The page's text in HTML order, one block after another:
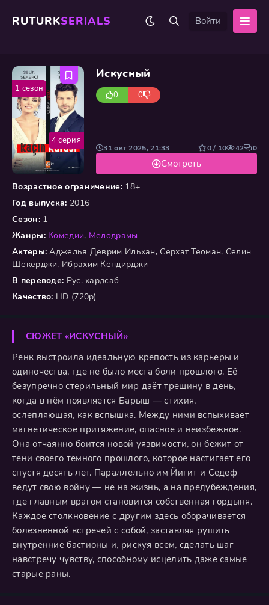
RUTURKSERIALS Войти
Искусный
0 0
Возрастное ограничение:18+
Год выпуска: 2016
Сезон:1
Жанры: Комедии, Мелодрамы
Актеры: Аджелья Деврим Ильхан, Серхат Теоман, Селин
Шекерджи, Ибрахим Кендирджи
В переводе: Рус. хардсаб
Качество: HD (720p)
Смотреть
31 окт 2025, 21:33 0 / 10 42 0
4 серия
1 сезон
СЮЖЕТ «ИСКУСНЫЙ»
Ренк выстроила идеальную крепость из карьеры и
одиночества, где не было места боли прошлого. Её
безупречно стерильный мир даёт трещину в день,
когда в нём появляется Барыш — стихия,
ослепляющая, как вспышка. Между ними вспыхивает
магнетическое притяжение, опасное и неизбежное.
Она отчаянно боится новой уязвимости, он бежит от
тени своего тёмного прошлого, которое настигает его
спустя десять лет. Параллельно им Йигит и Седеф
ведут свою войну — не на жизнь, а на предубеждения,
где главным врагом становится собственная гордыня.
Каждое столкновение с другим здесь оборачивается
болезненной встречей с собой, заставляя рушить
внутренние бастионы и, рискуя всем, сделать шаг
навстречу чувству, способному исцелить даже самые
старые раны.